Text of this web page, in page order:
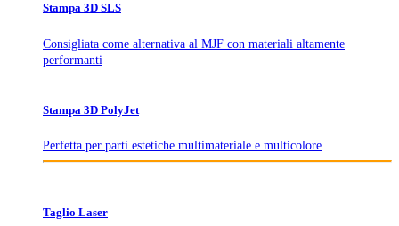
Stampa 3D SLS
Consigliata come alternativa al MJF con materiali altamente
performanti
Stampa 3D PolyJet
Perfetta per parti estetiche multimateriale e multicolore
Taglio Laser